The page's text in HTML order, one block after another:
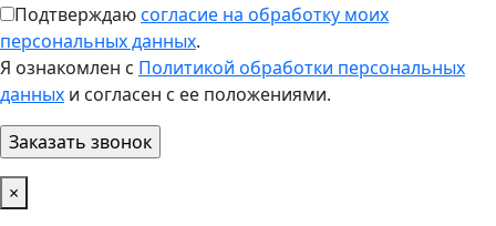
Подтверждаюсогласие на обработку моих
персональных данных.
Я ознакомлен с Политикой обработки персональных
данных и согласен с ее положениями.
×